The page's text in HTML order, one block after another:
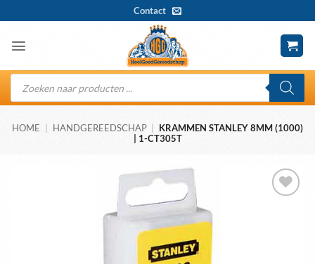
naar
inhoud
Contact
Producten
zoeken
HOME HANDGEREEDSCHAP
KRAMMEN STANLEY 8MM (1000)
| 1-CT305T